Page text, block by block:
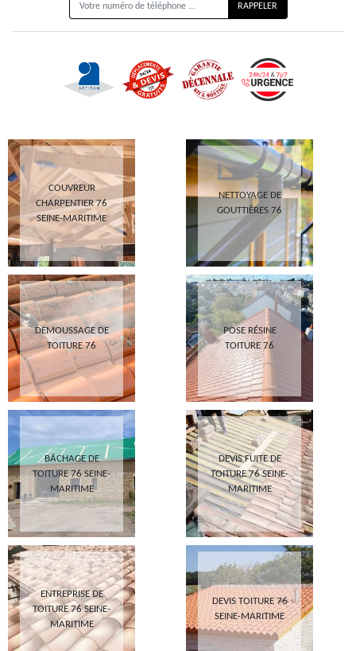
COUVREUR
CHARPENTIER 76
SEINE-MARITIME
NETTOYAGE DE
GOUTTIÈRES 76
DEMOUSSAGE DE
TOITURE 76
POSE RÉSINE
TOITURE 76
BÂCHAGE DE
TOITURE 76 SEINE-
MARITIME
DEVIS FUITE DE
TOITURE 76 SEINE-
MARITIME
ENTREPRISE DE
TOITURE 76 SEINE-
MARITIME
DEVIS TOITURE 76
SEINE-MARITIME